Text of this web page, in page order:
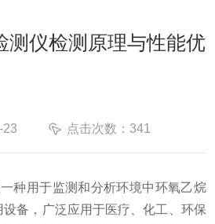
测仪检测原理与性能优
23 点击次数：341
种用于监测和分析环境中环氧乙烷
设备，广泛应用于医疗、化工、环保